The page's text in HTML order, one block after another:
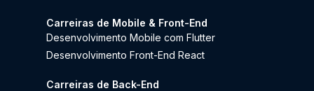
Carreiras de Mobile & Front-End
Desenvolvimento Mobile com Flutter
Desenvolvimento Front-End React
Carreiras de Back-End